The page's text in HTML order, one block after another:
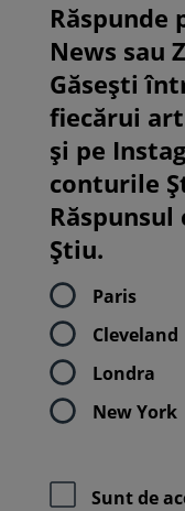
Răspunde
News sau
Găsești
fiecărui
și pe
conturile
Știu.
Paris
Cleveland
Londra
New York
Sunt de